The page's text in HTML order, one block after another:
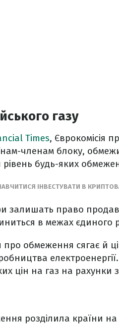
газу
Times, Єврокомісія
членам блоку,
будь-яких
ІНВЕСТУВАТИ В
залишать право
в межах єдиного
про обмеження сягає й
цін на газ на рахунки
розділила країни на